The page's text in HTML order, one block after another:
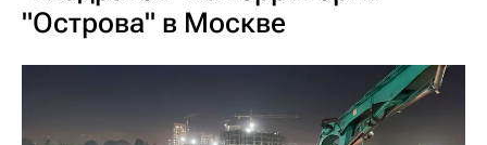
"Острова" в Москве